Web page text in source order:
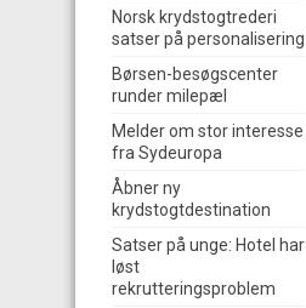
Norsk krydstogtrederi
satser på personalisering
Børsen-besøgscenter
runder milepæl
Melder om stor interesse
fra Sydeuropa
Åbner ny
krydstogtdestination
Satser på unge: Hotel har
løst
rekrutteringsproblem